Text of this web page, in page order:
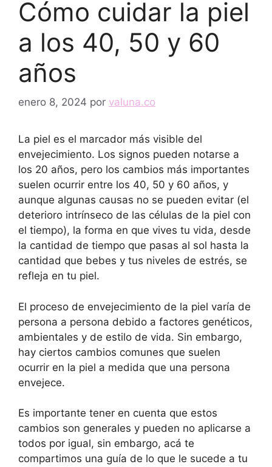
Cómo cuidar la piel
a los 40, 50 y 60
años
enero 8, 2024 por valuna.co
La piel es el marcador más visible del
envejecimiento. Los signos pueden notarse a
los 20 años, pero los cambios más importantes
suelen ocurrir entre los 40, 50 y 60 años, y
aunque algunas causas no se pueden evitar (el
deterioro intrínseco de las células de la piel con
el tiempo), la forma en que vives tu vida, desde
la cantidad de tiempo que pasas al sol hasta la
cantidad que bebes y tus niveles de estrés, se
refleja en tu piel.
El proceso de envejecimiento de la piel varía de
persona a persona debido a factores genéticos,
ambientales y de estilo de vida. Sin embargo,
hay ciertos cambios comunes que suelen
ocurrir en la piel a medida que una persona
envejece.
Es importante tener en cuenta que estos
cambios son generales y pueden no aplicarse a
todos por igual, sin embargo, acá te
compartimos una guía de lo que le sucede a tu